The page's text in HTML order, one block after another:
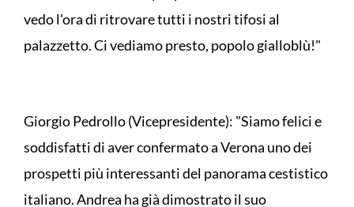
vedo l'ora di ritrovare tutti i nostri tifosi al
palazzetto. Ci vediamo presto, popolo gialloblù!"
Giorgio Pedrollo (Vicepresidente): "Siamo felici e
soddisfatti di aver confermato a Verona uno dei
prospetti più interessanti del panorama cestistico
italiano. Andrea ha già dimostrato il suo